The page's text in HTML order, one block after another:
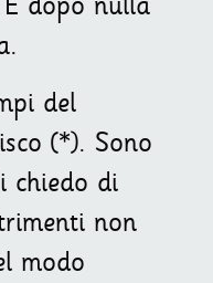
del
(*). Sono
chiedo di
non
modo